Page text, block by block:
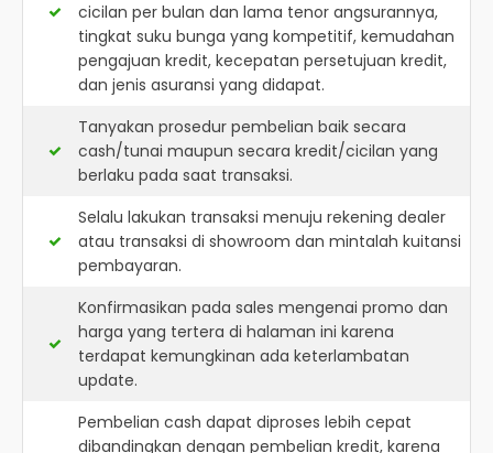
cicilan per bulan dan lama tenor angsurannya,
tingkat suku bunga yang kompetitif, kemudahan
pengajuan kredit, kecepatan persetujuan kredit,
dan jenis asuransi yang didapat.
Tanyakan prosedur pembelian baik secara
cash/tunai maupun secara kredit/cicilan yang
berlaku pada saat transaksi.
Selalu lakukan transaksi menuju rekening dealer
atau transaksi di showroom dan mintalah kuitansi
pembayaran.
Konfirmasikan pada sales mengenai promo dan
harga yang tertera di halaman ini karena
terdapat kemungkinan ada keterlambatan
update.
Pembelian cash dapat diproses lebih cepat
dibandingkan dengan pembelian kredit, karena